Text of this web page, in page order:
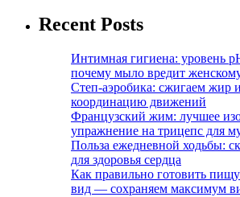
Recent Posts
Интимная гигиена: уровень
почему мыло вредит
Степ-аэробика: сжигаем жир
координацию движений
Французский жим: лучшее
упражнение на трицепс для
Польза ежедневной ходьбы:
для здоровья сердца
Как правильно готовить
вид — сохраняем максимум